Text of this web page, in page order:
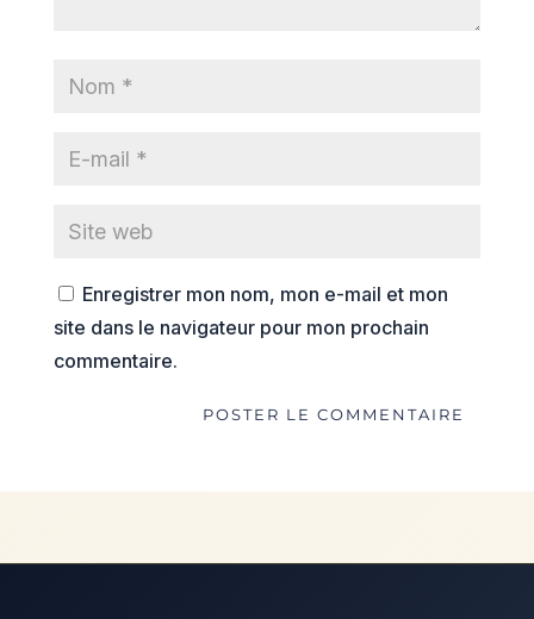
Enregistrer mon nom, mon e-mail et mon
site dans le navigateur pour mon prochain
commentaire.